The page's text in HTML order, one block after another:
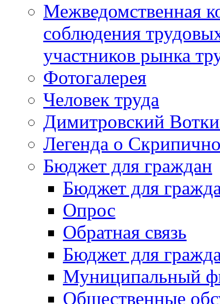
Межведомственная
соблюдения
участников рынка
Фотогалерея
Человек труда
Димитровский
Легенда о
Бюджет для граждан
Бюджет для
Опрос
Обратная связь
Бюджет для
Муниципальный
Общественные